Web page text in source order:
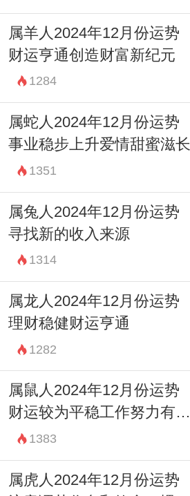
属羊人2024年12月份运势
财运亨通创造财富新纪元
1284
属蛇人2024年12月份运势
事业稳步上升爱情甜蜜滋长
1351
属兔人2024年12月份运势
寻找新的收入来源
1314
属龙人2024年12月份运势
理财稳健财运亨通
1282
属鼠人2024年12月份运势
财运较为平稳工作努力有回
报 1383
属虎人2024年12月份运势